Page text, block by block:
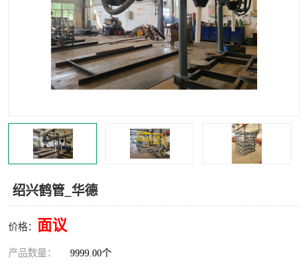
绍兴鹤管_华德
价格： 面议
产品数量： 9999.00个
装车鹤管 输油臂
紧急脱离干式接头 火车鹤管
汽车鹤管 顶部鹤管
底部鹤管 低温鹤管
浮动出油装置 鹤管
车臂